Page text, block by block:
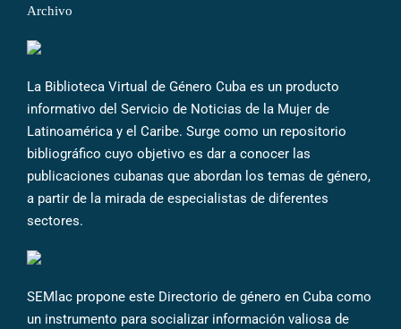
Archivo
La Biblioteca Virtual de Género Cuba es un producto
informativo del Servicio de Noticias de la Mujer de
Latinoamérica y el Caribe. Surge como un repositorio
bibliográfico cuyo objetivo es dar a conocer las
publicaciones cubanas que abordan los temas de género,
a partir de la mirada de especialistas de diferentes
sectores.
SEMlac propone este Directorio de género en Cuba como
un instrumento para socializar información valiosa de